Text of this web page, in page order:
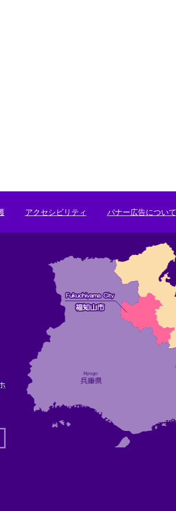
アクセシビリティ バナー広告について